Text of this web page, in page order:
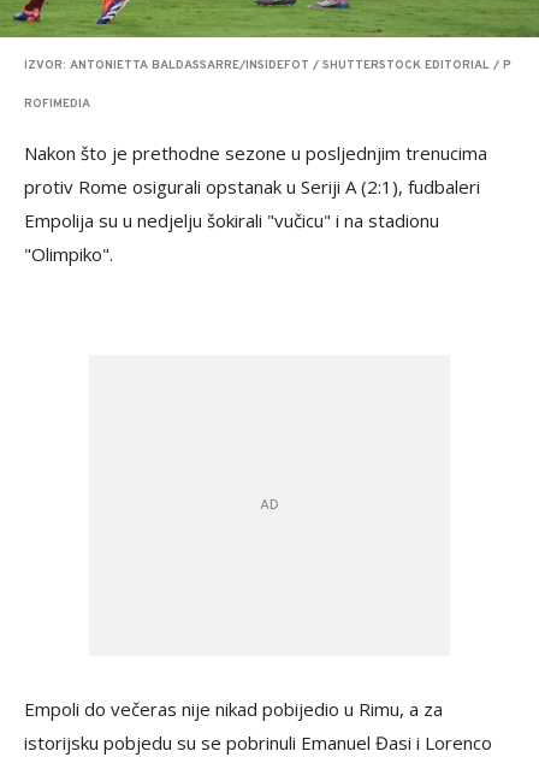
IZVOR: ANTONIETTA BALDASSARRE/INSIDEFOT / SHUTTERSTOCK EDITORIAL / P
ROFIMEDIA
Nakon što je prethodne sezone u posljednjim trenucima
protiv Rome osigurali opstanak u Seriji A (2:1), fudbaleri
Empolija su u nedjelju šokirali "vučicu" i na stadionu
"Olimpiko".
Empoli do večeras nije nikad pobijedio u Rimu, a za
istorijsku pobjedu su se pobrinuli Emanuel Đasi i Lorenco